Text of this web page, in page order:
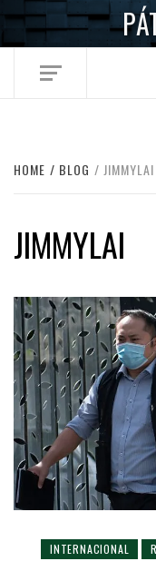
Skip
HOME BLOG JIMMYLAI
JIMMYLAI
INTERNACIONAL